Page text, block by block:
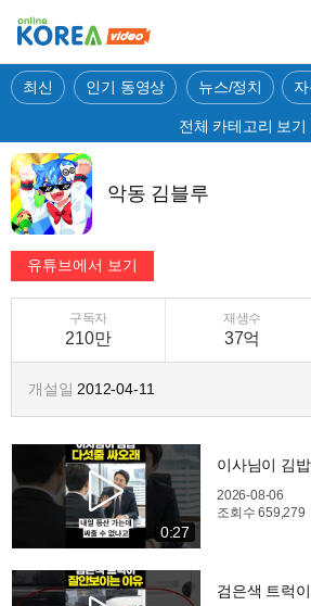
최신 인기 동영상 뉴스/정치
전체 카테고리 보기
악동 김블루
구독자
210만
재생수
37억
개설일 2012-04-11
0:27
이사님이 김
2026-08-06
조회수659,279
검은색 트럭